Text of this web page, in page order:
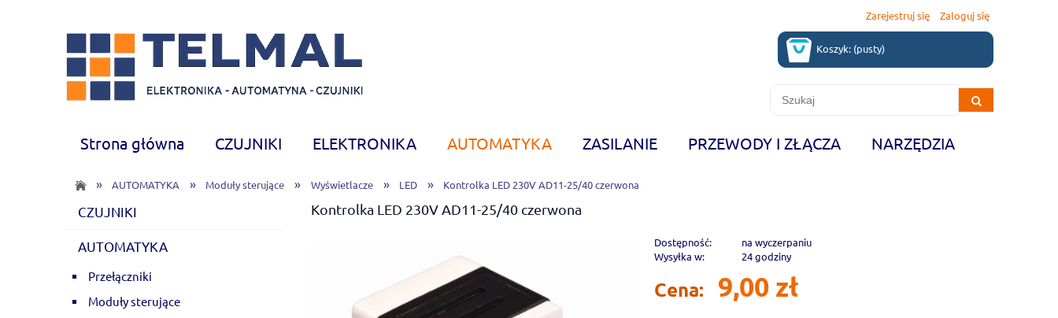
Zarejestruj się Zaloguj się
Koszyk: (pusty)
Strona główna CZUJNIKI ELEKTRONIKA AUTOMATYKA ZASILANIE PRZEWODY I ZŁĄCZA
NARZĘDZIA
CHEMIA
Nowości
» AUTOMATYKA » Moduły sterujące » Wyświetlacze » LED » Kontrolka LED 230V AD11-25/40 czerwona
CZUJNIKI
AUTOMATYKA
Przełączniki
Moduły sterujące
Kontrolka LED 230V AD11-25/40 czerwona
Dostępność:
na wyczerpaniu
Wysyłka w:
24 godziny
Cena: 9,00 zł